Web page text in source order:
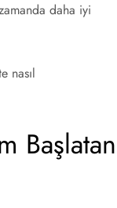
daha iyi
nasıl
Başlatan